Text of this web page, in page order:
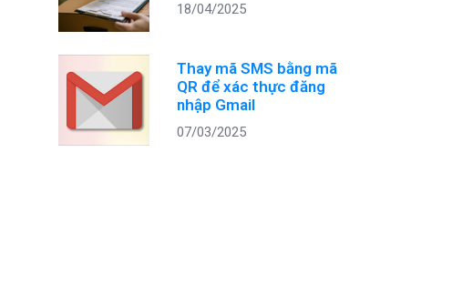
18/04/2025
Thay mã SMS bằng mã
QR để xác thực đăng
nhập Gmail
07/03/2025